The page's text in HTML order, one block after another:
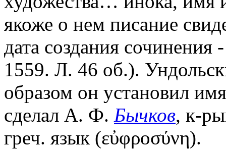
якоже о нем писание
дата создания
1559. Л. 46 об.).
образом он установил
сделал А. Ф. Бычков, к-
греч. язык (εὐφροσύνη).